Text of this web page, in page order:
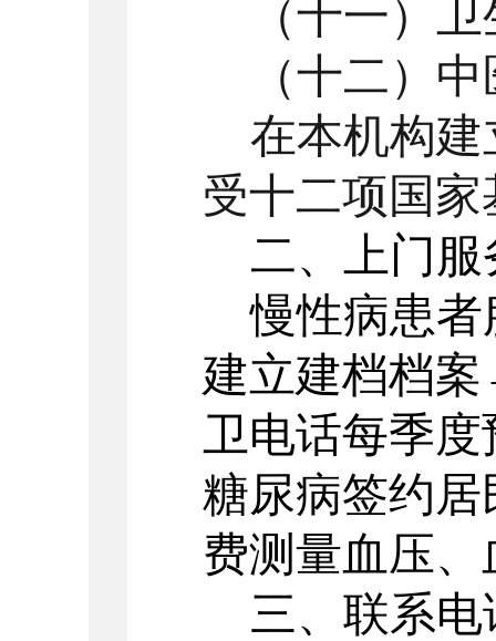
（十一）
（十二）
在本机构
受十二项国
二、上门
慢性病患
建立建档档案
卫电话每季
糖尿病签约
费测量血压、
三、联系电